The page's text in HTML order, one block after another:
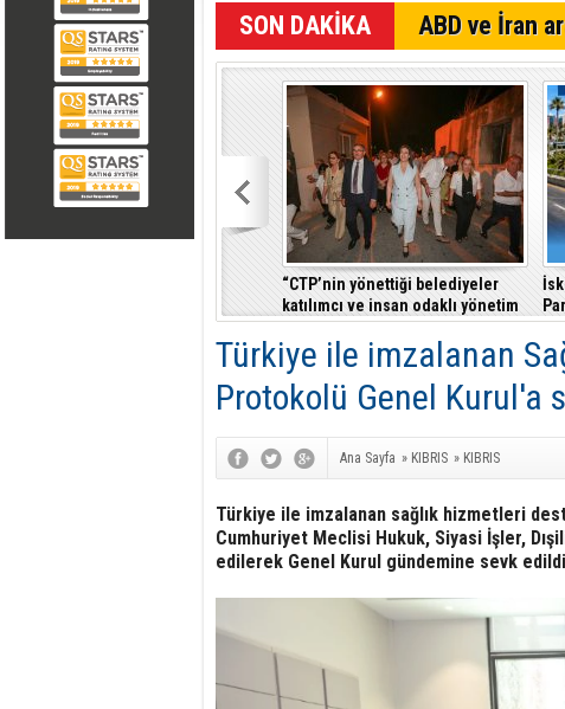
ABD ve İran
“CTP’nin yönettiği belediyeler
katılımcı ve insan odaklı yönetim
anlayışıyla fark yaratıyor”
Türkiye ile imzalanan
Protokolü Genel Kurul'a
Ana Sayfa » KIBRIS » KIBRIS
Türkiye ile imzalanan sağlık hizmetleri
Cumhuriyet Meclisi Hukuk, Siyasi İşler,
edilerek Genel Kurul gündemine sevk